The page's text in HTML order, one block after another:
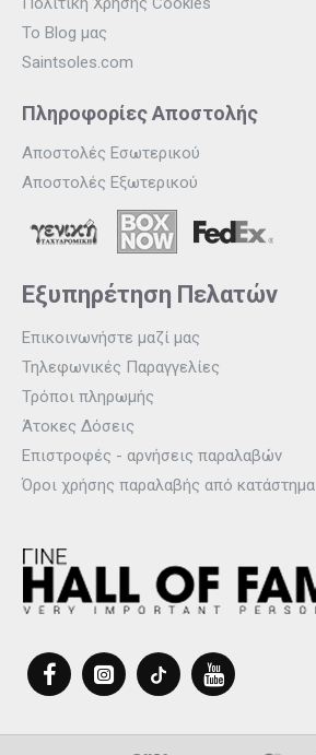
Το Blog μας
Saintsoles.com
Πληροφορίες Αποστολής
Αποστολές Εσωτερικού
Αποστολές Εξωτερικού
Εξυπηρέτηση Πελατών
Επικοινωνήστε μαζί μας
Τηλεφωνικές Παραγγελίες
Τρόποι πληρωμής
Άτοκες Δόσεις
Επιστροφές - αρνήσεις παραλαβών
Όροι χρήσης παραλαβής από κατάστημα